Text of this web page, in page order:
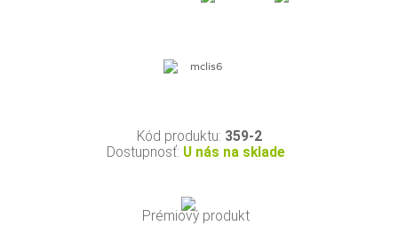
Kód produktu: 359-2
Dostupnosť: U nás na sklade
Prémiový produkt